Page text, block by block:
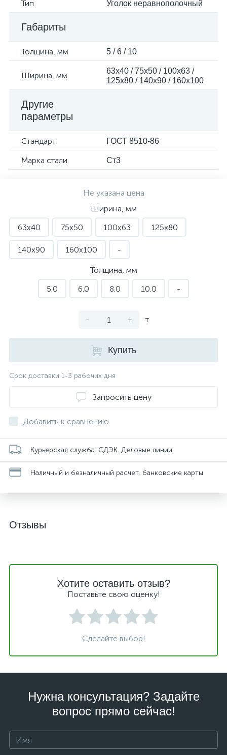
Тип Уголок неравнополочный
Габариты
Толщина, мм 5 / 6 / 10
Ширина, мм
63х40 / 75х50 / 100х63 /
125х80 / 140х90 / 160х100
Другие
параметры
Стандарт ГОСТ 8510-86
Марка стали Cт3
Не указана цена
Ширина, мм
63х40
75х50 100х63 125х80
140х90 160х100 -
Толщина, мм
5.0
6.0 8.0 10.0 -
- + т
Купить
Срок доставки 1-3 рабочих дня
Запросить цену
Добавить к сравнению
Курьерская служба. СДЭК. Деловые линии.
Наличный и безналичный расчет, банковские карты
Отзывы
Хотите оставить отзыв?
Поставьте свою оценку!
Сделайте выбор!
Нужна консультация? Задайте
вопрос прямо сейчас!